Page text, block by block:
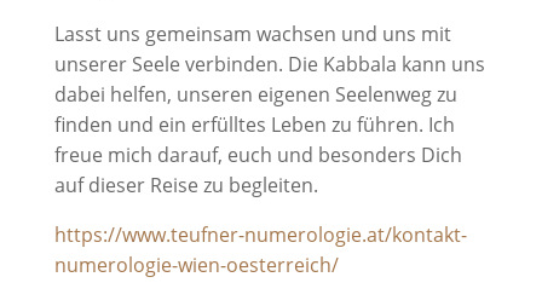
Lasst uns gemeinsam wachsen und uns mit
unserer Seele verbinden. Die Kabbala kann uns
dabei helfen, unseren eigenen Seelenweg zu
finden und ein erfülltes Leben zu führen. Ich
freue mich darauf, euch und besonders Dich
auf dieser Reise zu begleiten.
https://www.teufner-numerologie.at/kontakt-
numerologie-wien-oesterreich/